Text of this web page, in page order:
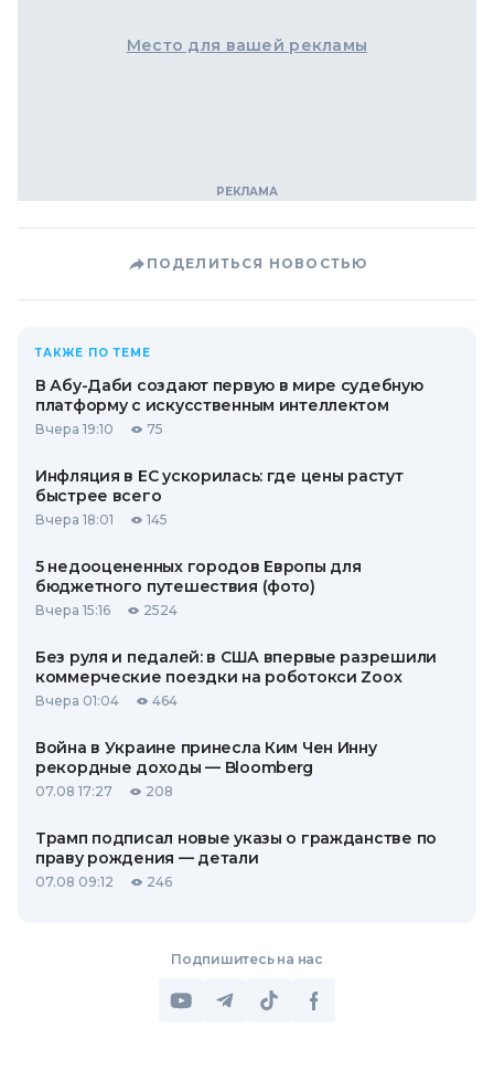
Место для вашей рекламы
ПОДЕЛИТЬСЯ НОВОСТЬЮ
ТАКЖЕ ПО ТЕМЕ
В Абу-Даби создают первую в мире судебную
платформу с искусственным интеллектом
Вчера 19:10 75
Инфляция в ЕС ускорилась: где цены растут
быстрее всего
Вчера 18:01 145
5 недооцененных городов Европы для
бюджетного путешествия (фото)
Вчера 15:16 2524
Без руля и педалей: в США впервые разрешили
коммерческие поездки на роботокси Zoox
Вчера 01:04 464
Война в Украине принесла Ким Чен Инну
рекордные доходы — Bloomberg
07.08 17:27 208
Трамп подписал новые указы о гражданстве по
праву рождения — детали
07.08 09:12 246
Подпишитесь на нас